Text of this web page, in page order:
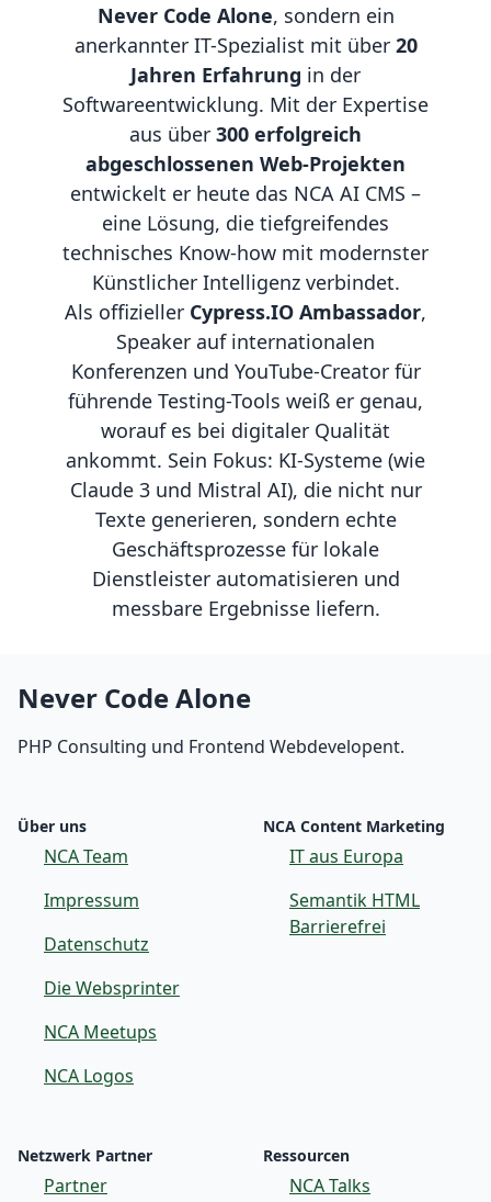
Never Code Alone, sondern ein
anerkannter IT-Spezialist mit über 20
Jahren Erfahrung in der
Softwareentwicklung. Mit der Expertise
aus über 300 erfolgreich
abgeschlossenen Web-Projekten
entwickelt er heute das NCA AI CMS –
eine Lösung, die tiefgreifendes
technisches Know-how mit modernster
Künstlicher Intelligenz verbindet.
Als offizieller Cypress.IO Ambassador,
Speaker auf internationalen
Konferenzen und YouTube-Creator für
führende Testing-Tools weiß er genau,
worauf es bei digitaler Qualität
ankommt. Sein Fokus: KI-Systeme (wie
Claude 3 und Mistral AI), die nicht nur
Texte generieren, sondern echte
Geschäftsprozesse für lokale
Dienstleister automatisieren und
messbare Ergebnisse liefern.
Never Code Alone
PHP Consulting und Frontend Webdevelopent.
Über uns
NCA Team
Impressum
Datenschutz
Die Websprinter
NCA Meetups
NCA Logos
NCA Content Marketing
IT aus Europa
Semantik HTML
Barrierefrei
Netzwerk Partner
Partner
Ressourcen
NCA Talks